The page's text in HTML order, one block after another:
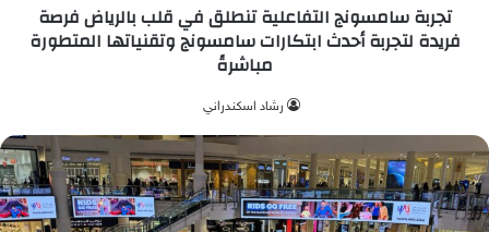
تجربة سامسونج التفاعلية تنطلق في قلب بالرياض فرصة
فريدة لتجربة أحدث ابتكارات سامسونج وتقنياتها المتطورة
مباشرةً
‫رشاد اسكندراني